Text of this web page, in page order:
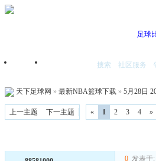
足球
首页 搜索 社区服务
天下足球网 » 最新NBA篮球下载 » 5月28日
上一主题 下一主题 « 1 2 3 4 »
0 发表于: